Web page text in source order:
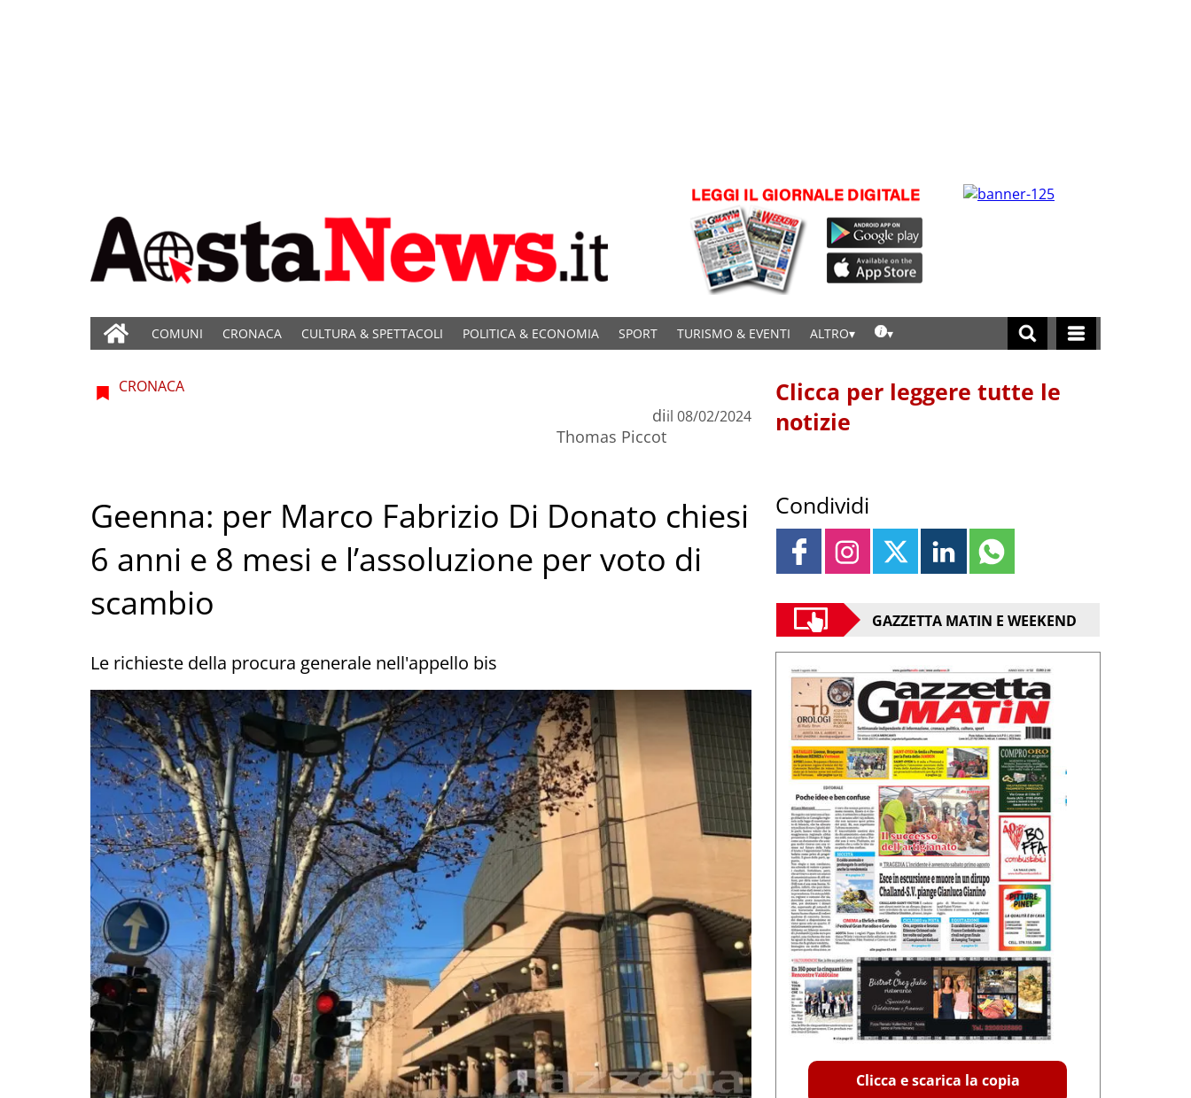
COMUNI CRONACA CULTURA & SPETTACOLI POLITICA & ECONOMIA SPORT TURISMO & EVENTI ALTRO
CRONACA
di
Thomas Piccot
il 08/02/2024
Geenna: per Marco Fabrizio Di Donato chiesi
6 anni e 8 mesi e l’assoluzione per voto di
scambio
Le richieste della procura generale nell'appello bis
Clicca per leggere tutte le
notizie
Condividi
GAZZETTA MATIN E WEEKEND
Clicca e scarica la copia